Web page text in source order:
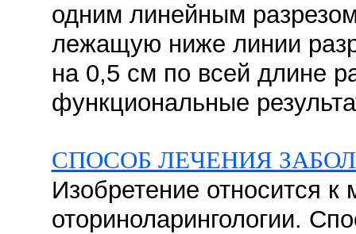
одним линейным
лежащую ниже линии
на 0,5 см по всей длине
функциональные
СПОСОБ ЛЕЧЕНИЯ
Изобретение относится
оториноларингологии.